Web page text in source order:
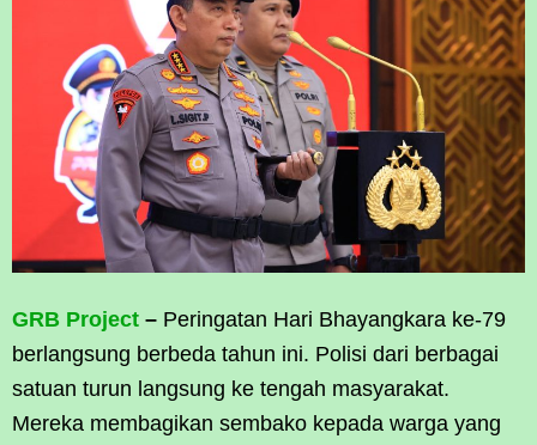
GRB Project – Peringatan Hari Bhayangkara ke-79
berlangsung berbeda tahun ini. Polisi dari berbagai
satuan turun langsung ke tengah masyarakat.
Mereka membagikan sembako kepada warga yang